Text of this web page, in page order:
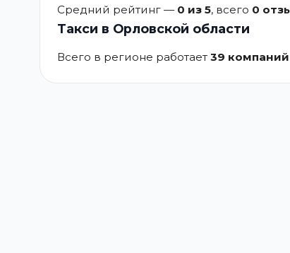
Средний рейтинг — 0 из 5, всего 0
Такси в Орловской области
Всего в регионе работает 39 компаний